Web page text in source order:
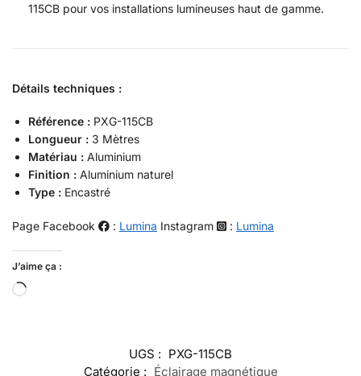
115CB pour vos installations lumineuses haut de gamme.
Détails techniques :
Référence : PXG-115CB
Longueur : 3 Mètres
Matériau : Aluminium
Finition : Aluminium naturel
Type : Encastré
Page Facebook : Lumina Instagram : Lumina
J’aime ça :
UGS : PXG-115CB
Catégorie : Éclairage magnétique